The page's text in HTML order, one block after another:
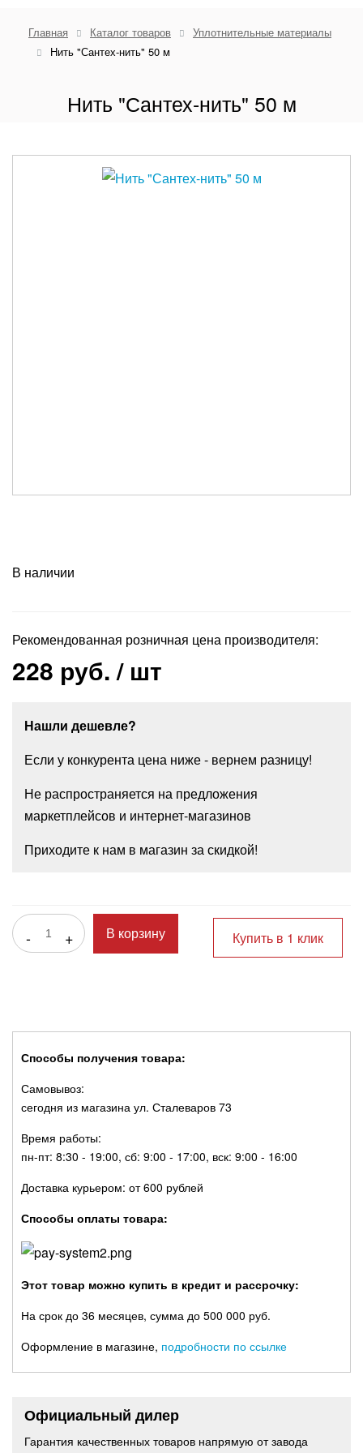
Главная Каталог товаров
Уплотнительные материалы
Нить "Сантех-нить" 50 м
Нить "Сантех-нить" 50 м
В наличии
Рекомендованная розничная цена производителя:
228 руб./ шт
Нашли дешевле?
Если у конкурента цена ниже - вернем разницу!
Не распространяется на предложения
маркетплейсов и интернет-магазинов
Приходите к нам в магазин за скидкой!
- + В корзину Купить в 1 клик
Способы получения товара:
Самовывоз:
сегодня из магазина ул. Сталеваров 73
Время работы:
пн-пт: 8:30 - 19:00, сб: 9:00 - 17:00, вск: 9:00 - 16:00
Доставка курьером: от 600 рублей
Способы оплаты товара:
Этот товар можно купить в кредит и рассрочку:
На срок до 36 месяцев, сумма до 500 000 руб.
Оформление в магазине, подробности по ссылке
Официальный дилер
Гарантия качественных товаров напрямую от завода